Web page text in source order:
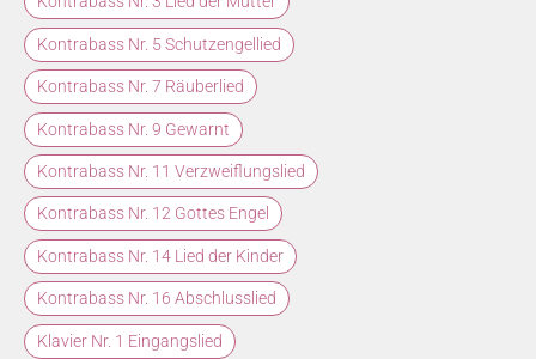
Kontrabass Nr. 5 Schutzengellied
Kontrabass Nr. 7 Räuberlied
Kontrabass Nr. 9 Gewarnt
Kontrabass Nr. 11 Verzweiflungslied
Kontrabass Nr. 12 Gottes Engel
Kontrabass Nr. 14 Lied der Kinder
Kontrabass Nr. 16 Abschlusslied
Klavier Nr. 1 Eingangslied